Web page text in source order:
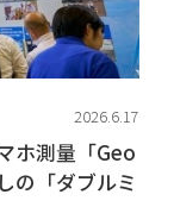
2026.6.17
ホ測量「Geo
の「ダブルミ